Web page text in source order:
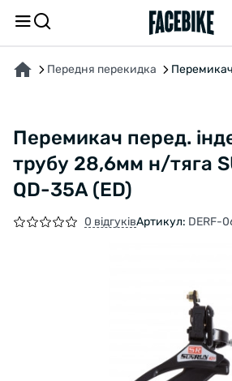
Передня перекидка
Перемикач перед.
трубу 28,6мм н/тяга
QD-35A (ED)
0 відгуківАртикул: DERF-
ПРО ТОВАР ХАРАКТЕРИСТИКИОПИС ВІДГУКИ